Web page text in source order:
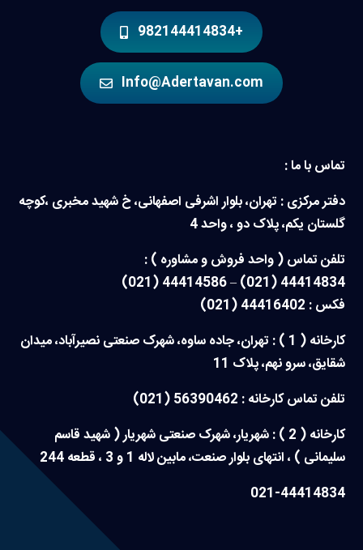
+982144414834
Info@Adertavan.com
تماس با ما :
دفتر مرکزی : تهران، بلوار اشرفی اصفهانی، خ شهید مخبری ،کوچه
گلستان یکم، پلاک دو ، واحد 4
تلفن تماس ( واحد فروش و مشاوره ) :
44414834 (021) – 44414586 (021)
فکس : 44416402 (021)
کارخانه ( 1 ) : تهران، جاده ساوه، شهرک صنعتی نصیرآباد، میدان
شقایق، سرو نهم، پلاک 11
تلفن تماس کارخانه : 56390462 (021)
کارخانه ( 2 ) : شهریار، شهرک صنعتی شهریار ( شهید قاسم
سلیمانی ) ، انتهای بلوار صنعت، مابین لاله 1 و 3 ، قطعه 244
021-44414834